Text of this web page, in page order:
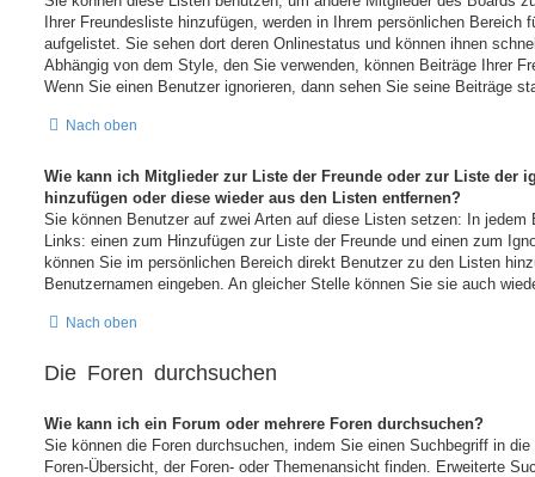
Ihrer Freundesliste hinzufügen, werden in Ihrem persönlichen Bereich
aufgelistet. Sie sehen dort deren Onlinestatus und können ihnen
Abhängig von dem Style, den Sie verwenden, können Beiträge Ihrer
Wenn Sie einen Benutzer ignorieren, dann sehen Sie seine Beiträge
Nach oben
Wie kann ich Mitglieder zur Liste der Freunde oder zur Liste der
hinzufügen oder diese wieder aus den Listen entfernen?
Sie können Benutzer auf zwei Arten auf diese Listen setzen: In jedem
Links: einen zum Hinzufügen zur Liste der Freunde und einen zum
können Sie im persönlichen Bereich direkt Benutzer zu den Listen
Benutzernamen eingeben. An gleicher Stelle können Sie sie auch
Nach oben
Die Foren durchsuchen
Wie kann ich ein Forum oder mehrere Foren durchsuchen?
Sie können die Foren durchsuchen, indem Sie einen Suchbegriff in
Foren-Übersicht, der Foren- oder Themenansicht finden. Erweiterte